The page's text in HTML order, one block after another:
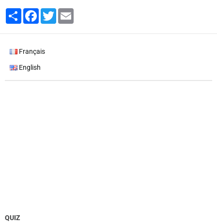
PartagerFacebook
Twitter
Français
English
QUIZ